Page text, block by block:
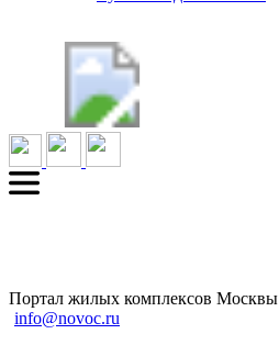
Портал жилых комплексов Москвы
info@novoc.ru